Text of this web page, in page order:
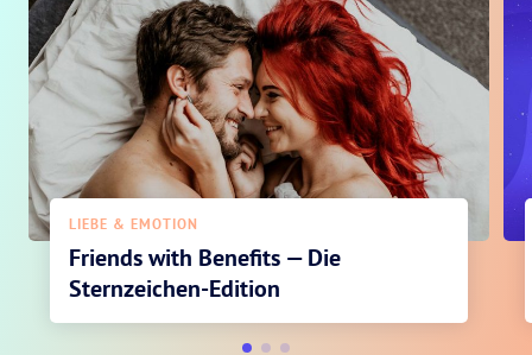
LIEBE & EMOTION
Friends with Benefits — Die
Sternzeichen-Edition